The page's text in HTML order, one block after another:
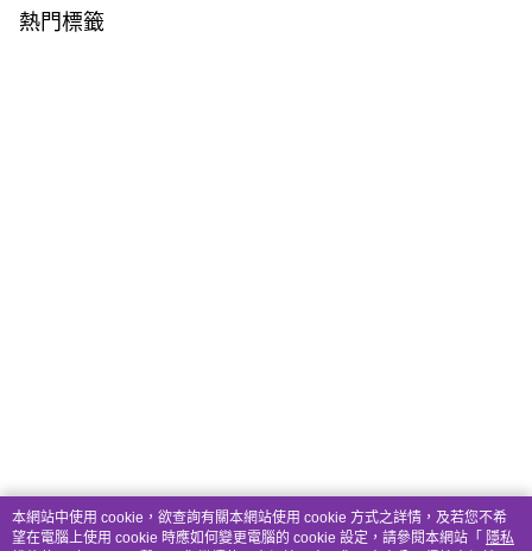
熱門標籤
本網站中使用 cookie，欲查詢有關本網站使用 cookie 方式之詳情，及若您不希
望在電腦上使用 cookie 時應如何變更電腦的 cookie 設定，請參閱本網站「 隱私